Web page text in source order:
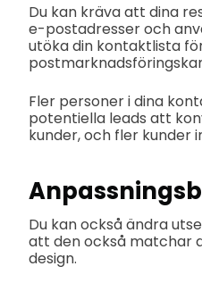
Du kan kräva att dina
e-postadresser och
utöka din kontaktlista
Fler personer i dina
potentiella leads att
kunder, och fler kunder
Du kan också ändra
att den också matchar
design.